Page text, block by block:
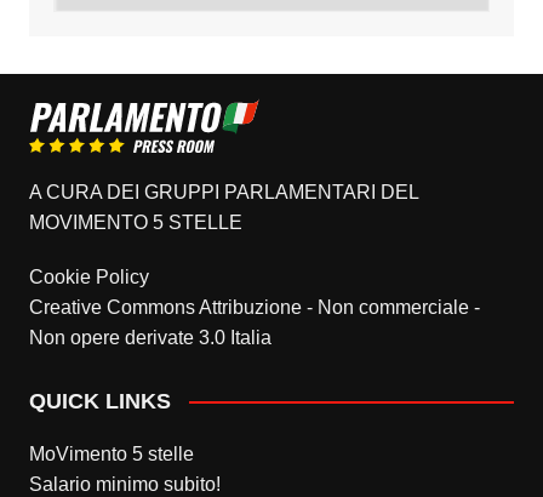
A CURA DEI GRUPPI PARLAMENTARI DEL
MOVIMENTO 5 STELLE
Cookie Policy
Creative Commons Attribuzione - Non commerciale -
Non opere derivate 3.0 Italia
QUICK LINKS
MoVimento 5 stelle
Salario minimo subito!